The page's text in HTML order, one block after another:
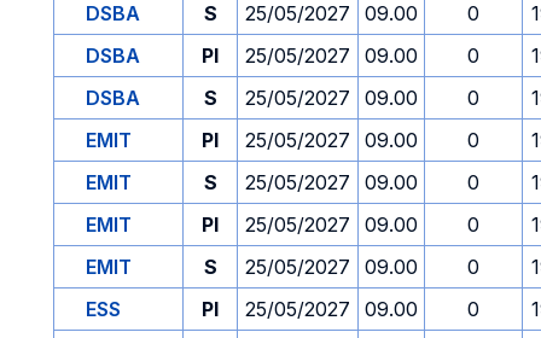
DSBA
S 25/05/2027 09.00 0
DSBA
PI 25/05/2027 09.00 0
DSBA
S 25/05/2027 09.00 0
EMIT
PI 25/05/2027 09.00 0
EMIT
S 25/05/2027 09.00 0
EMIT
PI 25/05/2027 09.00 0
EMIT
S 25/05/2027 09.00 0
ESS
PI 25/05/2027 09.00 0